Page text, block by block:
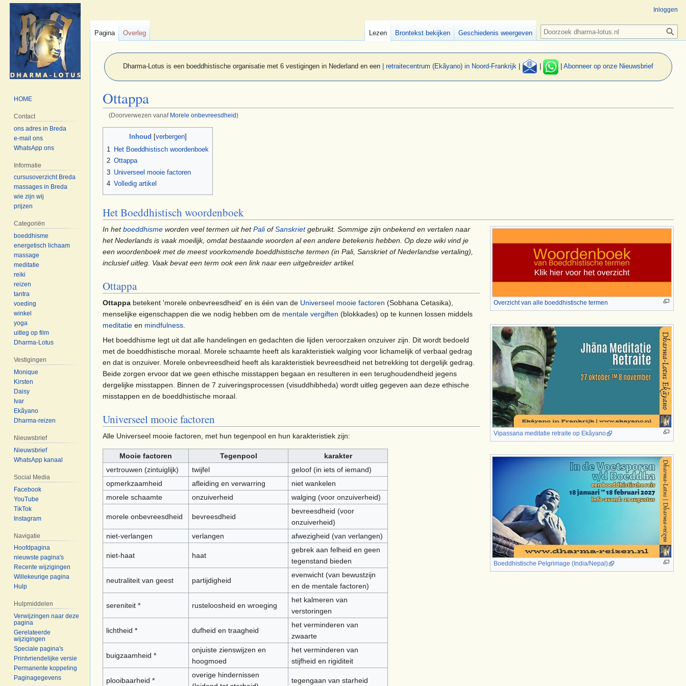
Dharma-Lotus is een boeddhistische organisatie met 6 vestigingen in Nederland en een | retraitecentrum (Ekãyano) in Noord-Frankrijk Abonneer op onze Nieuwsbrief
Ottappa
(Doorverwezen vanaf Morele onbevreesdheid)
Inhoud
1 Het Boeddhistisch woordenboek
2 Ottappa
3 Universeel mooie factoren
4 Volledig artikel
Het Boeddhistisch woordenboek
Overzicht van alle boeddhistische termen
In hetboeddhisme worden veel termen uit hetPaliofSanskrietgebruikt. Sommige zijn onbekend en vertalen naar
het Nederlands is vaak moeilijk, omdat bestaande woorden al een andere betekenis hebben. Op deze wiki vind je
een woordenboek met de meest voorkomende boeddhistische termen (in Pali, Sanskriet of Nederlandse vertaling),
inclusief uitleg. Vaak bevat een term ook een link naar een uitgebreider artikel.
Vipassana meditatie retraite op Ekãyano
Boeddhistische Pelgrimage (India/Nepal)
Ottappa
Ottappa betekent 'morele onbevreesdheid' en is één van de Universeel mooie factoren (Sobhana Cetasika),
menselijke eigenschappen die we nodig hebben om de mentale vergiften (blokkades) op te kunnen lossen middels
meditatie en mindfulness
Het boeddhisme legt uit dat alle handelingen en gedachten die lijden veroorzaken onzuiver zijn. Dit wordt bedoeld
met de boeddhistische moraal. Morele schaamte heeft als karakteristiek walging voor lichamelijk of verbaal gedrag
en dat is onzuiver. Morele onbevreesdheid heeft als karakteristiek bevreesdheid net betrekking tot dergelijk gedrag.
Beide zorgen ervoor dat we geen ethische misstappen begaan en resulteren in een terughoudendheid jegens
dergelijke misstappen. Binnen de 7 zuiveringsprocessen (visuddhibheda) wordt uitleg gegeven aan deze ethische
misstappen en de boeddhistische moraal.
Universeel mooie factoren
Alle Universeel mooie factoren, met hun tegenpool en hun karakteristiek zijn:
Mooie factoren Tegenpool
karakter
vertrouwen (zintuiglijk)
twijfel
geloof (in iets of iemand)
opmerkzaamheid
afleiding en verwarring
niet wankelen
morele schaamte
onzuiverheid walging (voor onzuiverheid)
morele onbevreesdheid bevreesdheid
bevreesdheid (voor
onzuiverheid)
niet-verlangen
verlangen afwezigheid (van verlangen)
niet-haat haat
gebrek aan felheid en geen
tegenstand bieden
neutraliteit van geest partijdigheid
evenwicht (van bewustzijn
en de mentale factoren)
sereniteit * rusteloosheid en wroeging
het kalmeren van
verstoringen
lichtheid * dufheid en traagheid
het verminderen van
zwaarte
buigzaamheid *
onjuiste zienswijzen en
hoogmoed
het verminderen van
stijfheid en rigiditeit
plooibaarheid *
overige hindernissen
tegengaan van starheid
Inloggen
Pagina Overleg Lezen Brontekst bekijken Geschiedenis weergeven Zoeken
HOME
Contact
ons adres in Breda
e-mail ons
WhatsApp ons
Informatie
cursusoverzicht Breda
massages in Breda
wie zijn wij
prijzen
Categoriën
boeddhisme
energetisch lichaam
massage
meditatie
reiki
reizen
tantra
voeding
winkel
yoga
uitleg op film
Dharma-Lotus
Vestigingen
Monique
Kirsten
Daisy
Ivar
Ekãyano
Dharma-reizen
Nieuwsbrief
Nieuwsbrief
WhatsApp kanaal
Social Media
Facebook
YouTube
TikTok
Instagram
Navigatie
Hoofdpagina
nieuwste pagina's
Recente wijzigingen
Willekeurige pagina
Hulp
Hulpmiddelen
Verwijzingen naar deze
pagina
Gerelateerde
wijzigingen
Speciale pagina's
Printvriendelijke versie
Permanente koppeling
Paginagegevens